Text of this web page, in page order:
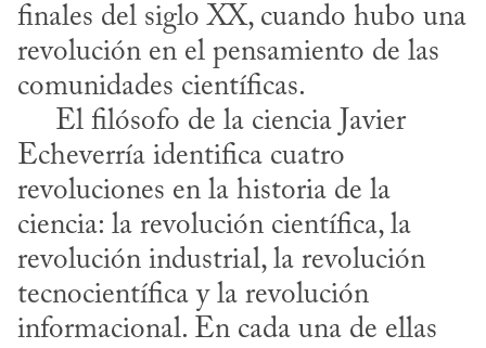
finales del siglo XX, cuando hubo una
revolución en el pensamiento de las
comunidades científicas.
Echeverría identifica cuatro
revoluciones en la historia de la
ciencia: la revolución científica, la
revolución industrial, la revolución
tecnocientífica y la revolución
informacional. En cada una de ellas